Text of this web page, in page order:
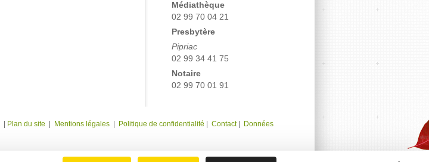
Médiathèque
02 99 70 04 21
Presbytère
Pipriac
02 99 34 41 75
Notaire
02 99 70 01 91
Plan du site Mentions légales Politique de confidentialité Contact|
Données